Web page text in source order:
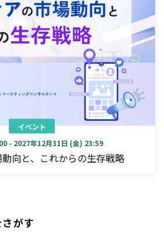
イベント
- 2027年12月31日 (金) 23:59
向と、これからの生存戦略
がす